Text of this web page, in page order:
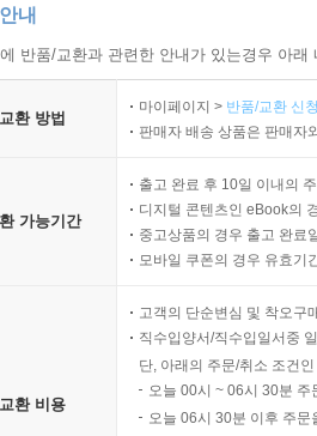
amis, Mes amours'으로 2008년 7월
내
반품/교환과 관련한 안내가 있는경우 아
환 방법
마이페이지 > 반품/교환 신
판매자 배송 상품은 판매자
가능기간
출고 완료 후 10일 이내의
디지털 콘텐츠인 eBook의
중고상품의 경우 출고 완료
모바일 쿠폰의 경우 유효기
환 비용
고객의 단순변심 및 착오구
직수입양서/직수입일서중
단, 아래의 주문/취소 조건
오늘 00시 ~ 06시 30분
오늘 06시 30분 이후 주